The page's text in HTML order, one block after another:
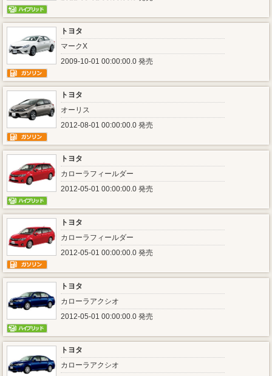
トヨタ
マークX
2009-10-01 00:00:00.0 発売
トヨタ
オーリス
2012-08-01 00:00:00.0 発売
トヨタ
カローラフィールダー
2012-05-01 00:00:00.0 発売
トヨタ
カローラフィールダー
2012-05-01 00:00:00.0 発売
トヨタ
カローラアクシオ
2012-05-01 00:00:00.0 発売
トヨタ
カローラアクシオ